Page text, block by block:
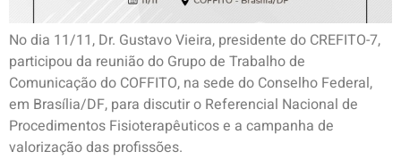
No dia 11/11, Dr. Gustavo Vieira, presidente do CREFITO-7,
participou da reunião do Grupo de Trabalho de
Comunicação do COFFITO, na sede do Conselho Federal,
em Brasília/DF, para discutir o Referencial Nacional de
Procedimentos Fisioterapêuticos e a campanha de
valorização das profissões.